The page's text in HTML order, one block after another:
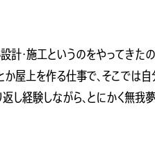
計・施工というのをやってきた
か屋上を作る仕事で、そこでは
し経験しながら、とにかく無我